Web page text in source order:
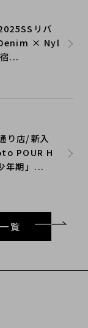
リバ
Denim × Nyl
...
り店/新入
POUR H
年期」...
覧